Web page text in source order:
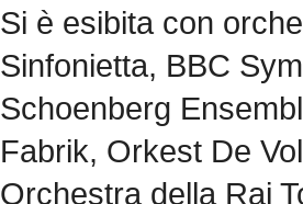
Si è esibita con
Sinfonietta, BBC
Schoenberg
Fabrik, Orkest De
Orchestra della Rai